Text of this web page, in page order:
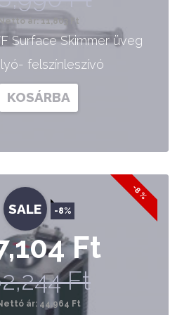
ár: 11,803 Ft
Surface Skimmer üveg
felszínleszívó
KOSÁRBA
-8 %
SALE -8%
Ft
Ft
ár: 44,964 Ft